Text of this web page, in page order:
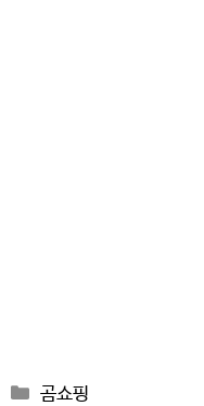
Categories
곰쇼핑